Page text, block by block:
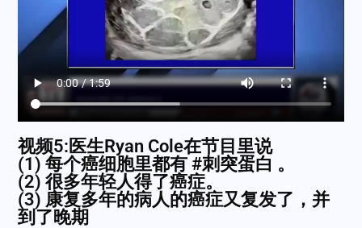
视频5:医生Ryan Cole在节目里说
(1) 每个癌细胞里都有 #刺突蛋白 。
(2) 很多年轻人得了癌症。
(3) 康复多年的病人的癌症又复发了，并
到了晚期